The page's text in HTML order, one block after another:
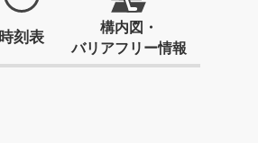
時刻表
構内図・
バリアフリー情報